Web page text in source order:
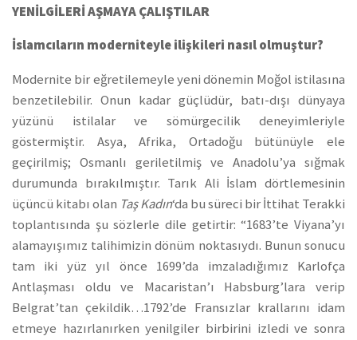
YENİLGİLERİ AŞMAYA ÇALIŞTILAR
İslamcıların moderniteyle ilişkileri nasıl olmuştur?
Modernite bir eğretilemeyle yeni dönemin Moğol istilasına
benzetilebilir. Onun kadar güçlüdür, batı-dışı dünyaya
yüzünü istilalar ve sömürgecilik deneyimleriyle
göstermiştir. Asya, Afrika, Ortadoğu bütünüyle ele
geçirilmiş; Osmanlı geriletilmiş ve Anadolu’ya sığmak
durumunda bırakılmıştır. Tarık Ali İslam dörtlemesinin
üçüncü kitabı olan Taş Kadın‘da bu süreci bir İttihat Terakki
toplantısında şu sözlerle dile getirtir: “1683’te Viyana’yı
alamayışımız talihimizin dönüm noktasıydı. Bunun sonucu
tam iki yüz yıl önce 1699’da imzaladığımız Karlofça
Antlaşması oldu ve Macaristan’ı Habsburg’lara verip
Belgrat’tan çekildik…1792’de Fransızlar krallarını idam
etmeye hazırlanırken yenilgiler birbirini izledi ve sonra